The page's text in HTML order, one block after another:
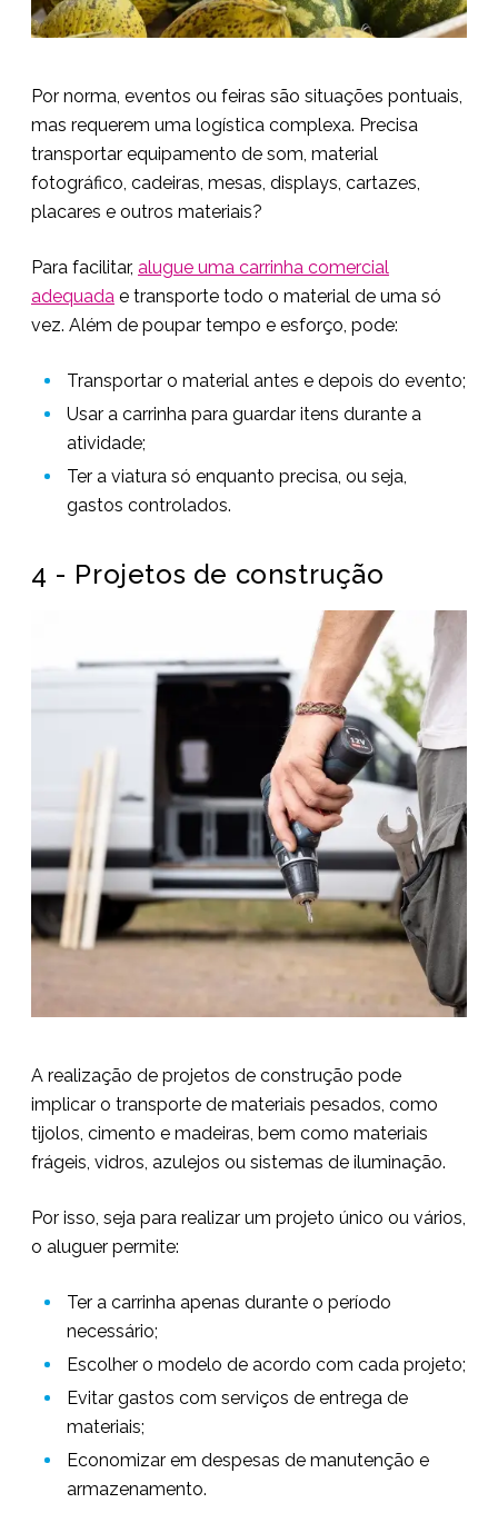
Por norma, eventos ou feiras são situações pontuais,
mas requerem uma logística complexa. Precisa
transportar equipamento de som, material
fotográfico, cadeiras, mesas, displays, cartazes,
placares e outros materiais?
Para facilitar, alugue uma carrinha comercial
adequada e transporte todo o material de uma só
vez. Além de poupar tempo e esforço, pode:
Transportar o material antes e depois do evento;
Usar a carrinha para guardar itens durante a
atividade;
Ter a viatura só enquanto precisa, ou seja,
gastos controlados.
4 - Projetos de construção
A realização de projetos de construção pode
implicar o transporte de materiais pesados, como
tijolos, cimento e madeiras, bem como materiais
frágeis, vidros, azulejos ou sistemas de iluminação.
Por isso, seja para realizar um projeto único ou vários,
o aluguer permite:
Ter a carrinha apenas durante o período
necessário;
Escolher o modelo de acordo com cada projeto;
Evitar gastos com serviços de entrega de
materiais;
Economizar em despesas de manutenção e
armazenamento.